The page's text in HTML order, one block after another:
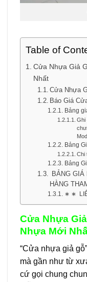
Table of
Cửa Nhựa Giả
Nhất
Cửa Nhựa
Báo Giá
Bảng
Ghi
Bảng
Chi
Bảng
BẢNG GIÁ
HÀNG
∗ ∗
Cửa Nhựa
Nhựa Mới
“Cửa nhựa giả
mà gần như từ
cứ gọi chung